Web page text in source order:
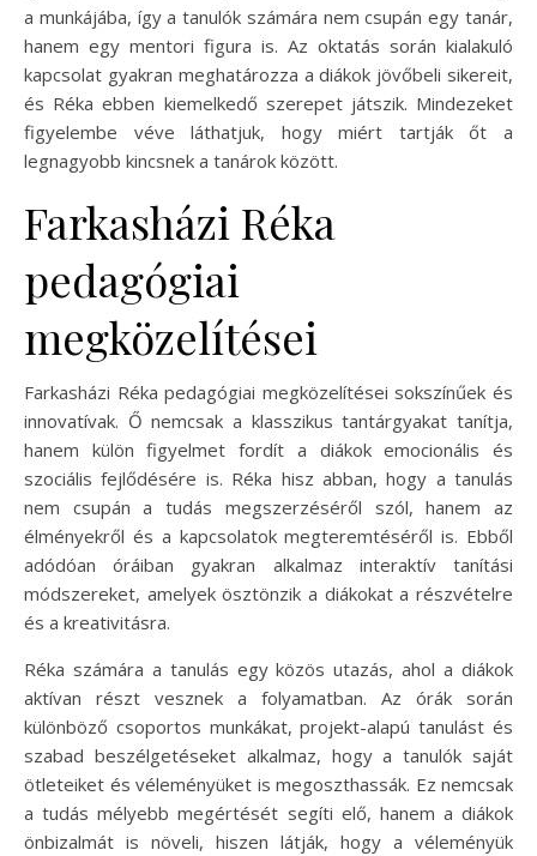
a munkájába, így a tanulók számára nem csupán egy tanár,
hanem egy mentori figura is. Az oktatás során kialakuló
kapcsolat gyakran meghatározza a diákok jövőbeli sikereit,
és Réka ebben kiemelkedő szerepet játszik. Mindezeket
figyelembe véve láthatjuk, hogy miért tartják őt a
legnagyobb kincsnek a tanárok között.
Farkasházi Réka
pedagógiai
megközelítései
Farkasházi Réka pedagógiai megközelítései sokszínűek és
innovatívak. Ő nemcsak a klasszikus tantárgyakat tanítja,
hanem külön figyelmet fordít a diákok emocionális és
szociális fejlődésére is. Réka hisz abban, hogy a tanulás
nem csupán a tudás megszerzéséről szól, hanem az
élményekről és a kapcsolatok megteremtéséről is. Ebből
adódóan óráiban gyakran alkalmaz interaktív tanítási
módszereket, amelyek ösztönzik a diákokat a részvételre
és a kreativitásra.
Réka számára a tanulás egy közös utazás, ahol a diákok
aktívan részt vesznek a folyamatban. Az órák során
különböző csoportos munkákat, projekt-alapú tanulást és
szabad beszélgetéseket alkalmaz, hogy a tanulók saját
ötleteiket és véleményüket is megoszthassák. Ez nemcsak
a tudás mélyebb megértését segíti elő, hanem a diákok
önbizalmát is növeli, hiszen látják, hogy a véleményük